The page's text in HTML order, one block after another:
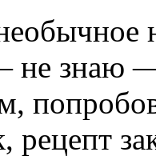
знаю —
рецепт